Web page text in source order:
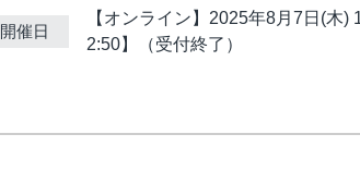
開催日
【オンライン】2025年8月7日(木
2:50】（受付終了）